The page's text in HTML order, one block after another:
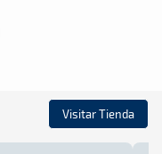
Visitar Tienda